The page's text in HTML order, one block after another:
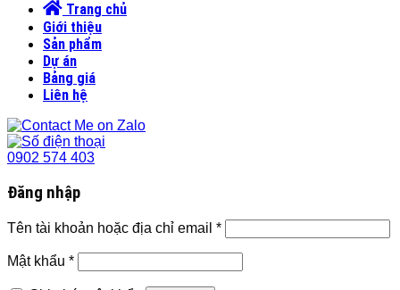
Trang chủ
Giới thiệu
Sản phẩm
Dự án
Bảng giá
Liên hệ
0902 574 403
Đăng nhập
Tên tài khoản hoặc địa chỉ email *
Mật khẩu *